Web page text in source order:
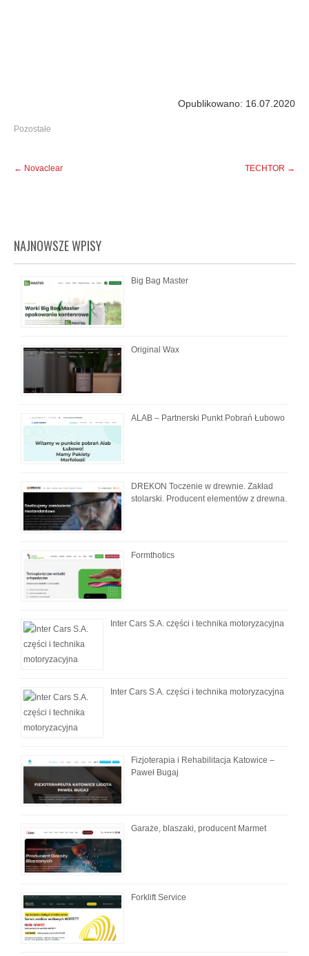
Opublikowano: 16.07.2020
Pozostałe
← Novaclear TECHTOR →
NAJNOWSZE WPISY
Big Bag Master
Original Wax
ALAB – Partnerski Punkt Pobrań Łubowo
DREKON Toczenie w drewnie. Zakład
stolarski. Producent elementów z drewna.
Formthotics
Inter Cars S.A. części i technika motoryzacyjna
Inter Cars S.A. części i technika motoryzacyjna
Fizjoterapia i Rehabilitacja Katowice –
Paweł Bugaj
Garaże, blaszaki, producent Marmet
Forklift Service